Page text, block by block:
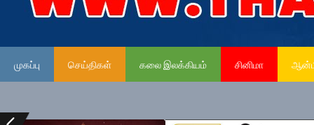
முகப்பு செய்திகள் கலை இலக்கியம் சினிமா